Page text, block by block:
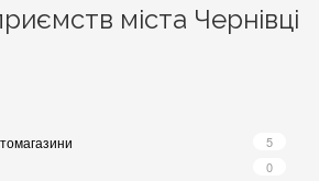
міста Чернівці
5
0